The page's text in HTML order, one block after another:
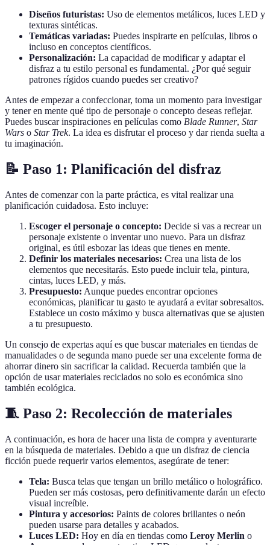
Diseños futuristas: Uso de elementos metálicos, luces LED y
texturas sintéticas.
Temáticas variadas: Puedes inspirarte en películas, libros o
incluso en conceptos científicos.
Personalización: La capacidad de modificar y adaptar el
disfraz a tu estilo personal es fundamental. ¿Por qué seguir
patrones rígidos cuando puedes ser creativo?
Antes de empezar a confeccionar, toma un momento para investigar
y tener en mente qué tipo de personaje o concepto deseas reflejar.
Puedes buscar inspiraciones en películas como Blade Runner, Star
Wars o Star Trek. La idea es disfrutar el proceso y dar rienda suelta a
tu imaginación.
📝 Paso 1: Planificación del disfraz
Antes de comenzar con la parte práctica, es vital realizar una
planificación cuidadosa. Esto incluye:
Escoger el personaje o concepto: Decide si vas a recrear un
personaje existente o inventar uno nuevo. Para un disfraz
original, es útil esbozar las ideas que tienes en mente.
Definir los materiales necesarios: Crea una lista de los
elementos que necesitarás. Esto puede incluir tela, pintura,
cintas, luces LED, y más.
Presupuesto: Aunque puedes encontrar opciones
económicas, planificar tu gasto te ayudará a evitar sobresaltos.
Establece un costo máximo y busca alternativas que se ajusten
a tu presupuesto.
Un consejo de expertas aquí es que buscar materiales en tiendas de
manualidades o de segunda mano puede ser una excelente forma de
ahorrar dinero sin sacrificar la calidad. Recuerda también que la
opción de usar materiales reciclados no solo es económica sino
también ecológica.
🧵 Paso 2: Recolección de materiales
A continuación, es hora de hacer una lista de compra y aventurarte
en la búsqueda de materiales. Debido a que un disfraz de ciencia
ficción puede requerir varios elementos, asegúrate de tener:
Tela: Busca telas que tengan un brillo metálico o holográfico.
Pueden ser más costosas, pero definitivamente darán un efecto
visual increíble.
Pintura y accesorios: Paints de colores brillantes o neón
pueden usarse para detalles y acabados.
Luces LED: Hoy en día en tiendas como Leroy Merlin o